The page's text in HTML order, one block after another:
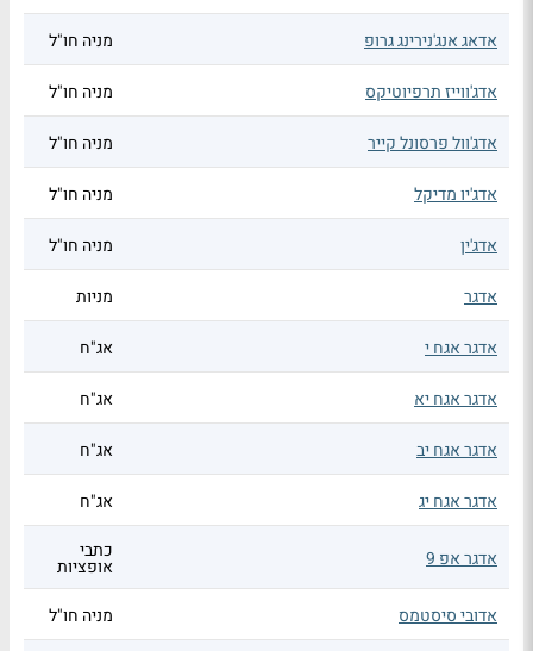
אדאג אנג'נירינג גרופ מניה חו"ל
אדג'ווייז תרפיוטיקס מניה חו"ל
אדג'וול פרסונל קייר מניה חו"ל
אדג'יו מדיקל מניה חו"ל
אדג'ין מניה חו"ל
אדגר מניות
אדגר אגח י אג"ח
אדגר אגח יא אג"ח
אדגר אגח יב אג"ח
אדגר אגח יג אג"ח
אדגר אפ 9 כתבי
אופציות
אדובי סיסטמס
מניה חו"ל